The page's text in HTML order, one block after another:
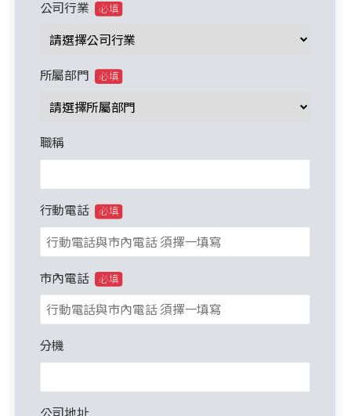
公司行業 必填
所屬部門 必填
職稱
行動電話 必填
市內電話 必填
分機